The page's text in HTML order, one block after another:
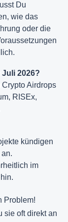
Du
wie das
oder die
2026?
Airdrops
RISEx,
kündigen
im
Problem!
sie oft direkt an